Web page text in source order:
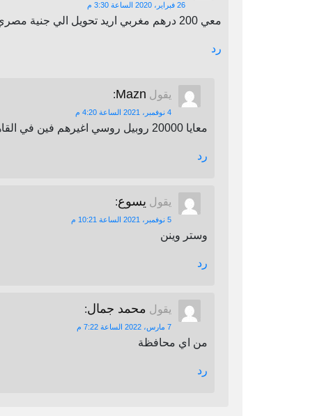
26 فبراير، 2020 الساعة 3:30 م
معي 200 درهم مغربي اريد تحويل الي جنية مصري اين يمكنني أن احول
رد
يقول Mazn
:
4 نوفمبر، 2021 الساعة 4:20 م
معايا 20000 روبيل روسي اغيرهم فين في القاهرة
رد
يقول يسوع:
5 نوفمبر، 2021 الساعة 10:21 م
وستر وينن
رد
يقول محمد جمال:
7 مارس، 2022 الساعة 7:22 م
من اي محافظة
رد